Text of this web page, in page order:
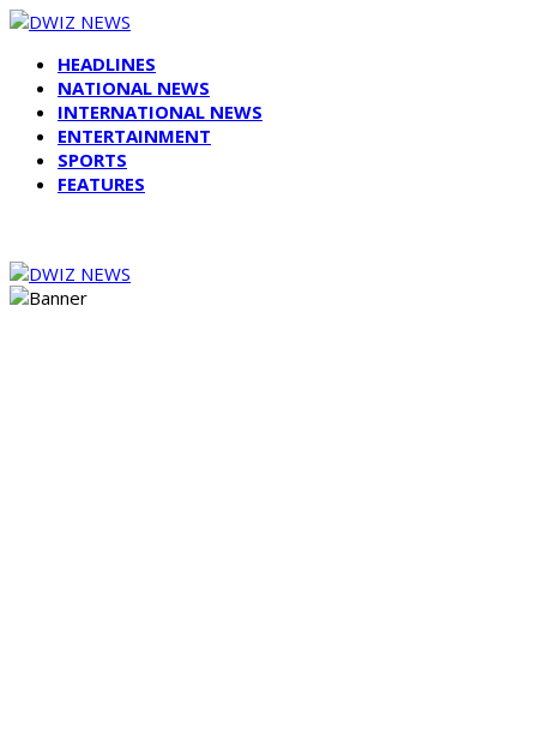
HEADLINES
NATIONAL NEWS
INTERNATIONAL NEWS
ENTERTAINMENT
SPORTS
FEATURES